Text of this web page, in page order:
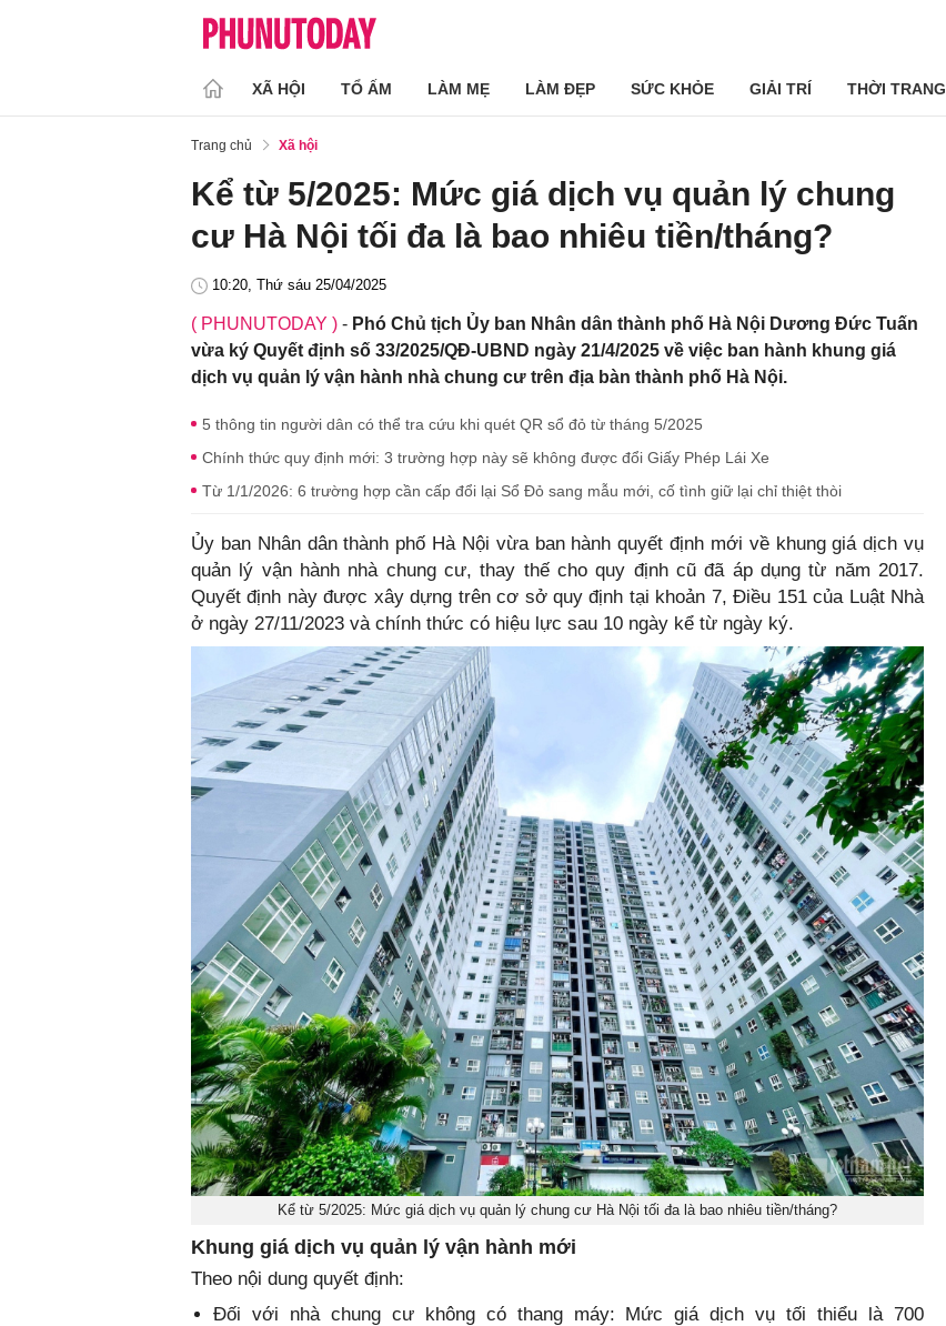
XÃ HỘI TỔ ẤM LÀM MẸ LÀM ĐẸP SỨC KHỎE GIẢI TRÍ THỜI TRANG
Trang chủ Xã hội
Kể từ 5/2025: Mức giá dịch vụ quản lý chung
cư Hà Nội tối đa là bao nhiêu tiền/tháng?
10:20, Thứ sáu 25/04/2025
( PHUNUTODAY ) - Phó Chủ tịch Ủy ban Nhân dân thành phố Hà Nội Dương Đức Tuấn
vừa ký Quyết định số 33/2025/QĐ-UBND ngày 21/4/2025 về việc ban hành khung giá
dịch vụ quản lý vận hành nhà chung cư trên địa bàn thành phố Hà Nội.
5 thông tin người dân có thể tra cứu khi quét QR sổ đỏ từ tháng 5/2025
Chính thức quy định mới: 3 trường hợp này sẽ không được đổi Giấy Phép Lái Xe
Từ 1/1/2026: 6 trường hợp cần cấp đổi lại Sổ Đỏ sang mẫu mới, cố tình giữ lại chỉ thiệt thòi
Ủy ban Nhân dân thành phố Hà Nội vừa ban hành quyết định mới về khung giá dịch vụ
quản lý vận hành nhà chung cư, thay thế cho quy định cũ đã áp dụng từ năm 2017.
Quyết định này được xây dựng trên cơ sở quy định tại khoản 7, Điều 151 của Luật Nhà
ở ngày 27/11/2023 và chính thức có hiệu lực sau 10 ngày kể từ ngày ký.
Kể từ 5/2025: Mức giá dịch vụ quản lý chung cư Hà Nội tối đa là bao nhiêu tiền/tháng?
Khung giá dịch vụ quản lý vận hành mới
Theo nội dung quyết định:
Đối với nhà chung cư không có thang máy: Mức giá dịch vụ tối thiểu là 700